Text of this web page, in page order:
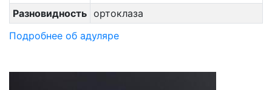
Разновидность ортоклаза
Подробнее об адуляре